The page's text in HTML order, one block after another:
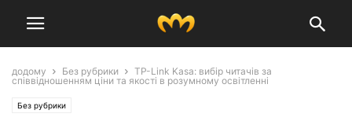
додому Без рубрики
TP-Link Kasa: вибір читачів за
співвідношенням ціни та якості в розумному освітленні
Без рубрики